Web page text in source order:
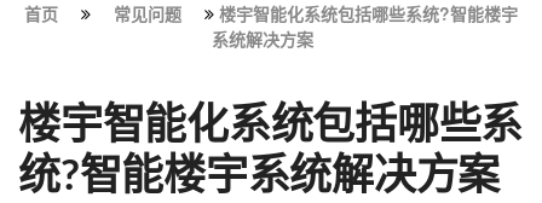
首页 常见问题
楼宇智能化系统包括哪些系统?智能楼宇
系统解决方案
楼宇智能化系统包括哪些系
统?智能楼宇系统解决方案